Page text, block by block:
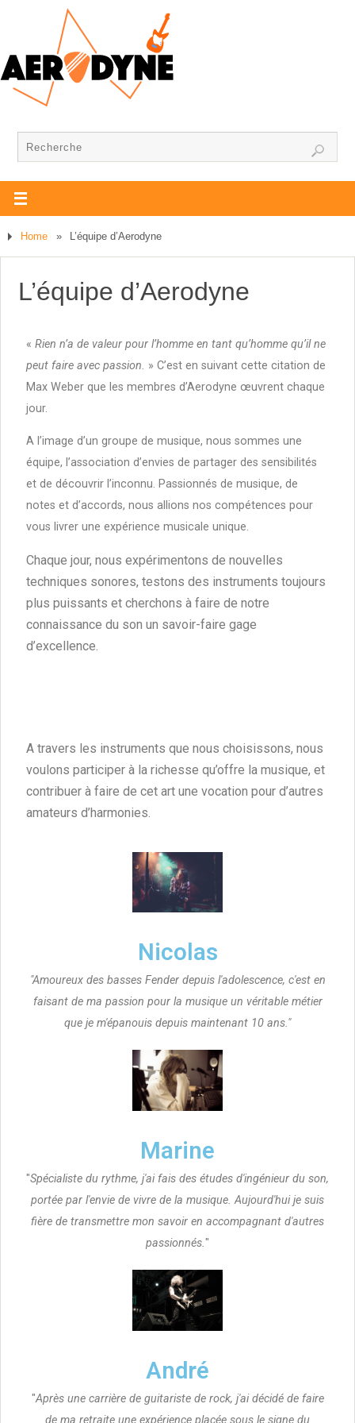
Home » L’équipe d’Aerodyne
L’équipe d’Aerodyne
« Rien n’a de valeur pour l’homme en tant qu’homme qu’il ne
peut faire avec passion. » C’est en suivant cette citation de
Max Weber que les membres d’Aerodyne œuvrent chaque
jour.
A l’image d’un groupe de musique, nous sommes une
équipe, l’association d’envies de partager des sensibilités
et de découvrir l’inconnu. Passionnés de musique, de
notes et d’accords, nous allions nos compétences pour
vous livrer une expérience musicale unique.
Chaque jour, nous expérimentons de nouvelles
techniques sonores, testons des instruments toujours
plus puissants et cherchons à faire de notre
connaissance du son un savoir-faire gage
d’excellence.
A travers les instruments que nous choisissons, nous
voulons participer à la richesse qu’offre la musique, et
contribuer à faire de cet art une vocation pour d’autres
amateurs d’harmonies.
Nicolas
"Amoureux des basses Fender depuis l'adolescence, c'est en
faisant de ma passion pour la musique un véritable métier
que je m'épanouis depuis maintenant 10 ans."
Marine
"Spécialiste du rythme, j'ai fais des études d'ingénieur du son,
portée par l'envie de vivre de la musique. Aujourd'hui je suis
fière de transmettre mon savoir en accompagnant d'autres
passionnés."
André
"Après une carrière de guitariste de rock, j'ai décidé de faire
de ma retraite une expérience placée sous le signe du